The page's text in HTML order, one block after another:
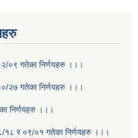
०९ गतेका निर्णयहरु ।।।
२७ गतेका निर्णयहरु ।।।
निर्णयहरु ।।।
१८ र ०९/०१ गतेका निर्णयहरु ।।।